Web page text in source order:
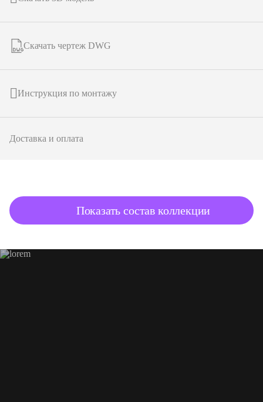
Скачать чертеж DWG
Инструкция по монтажу
Доставка и оплата
Показать состав коллекции